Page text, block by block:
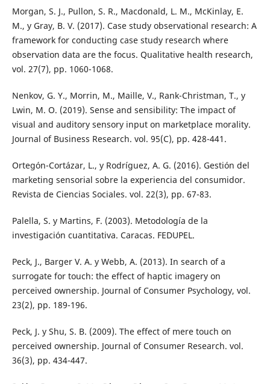
Morgan, S. J., Pullon, S. R., Macdonald, L. M., McKinlay, E.
M., y Gray, B. V. (2017). Case study observational research: A
framework for conducting case study research where
observation data are the focus. Qualitative health research,
vol. 27(7), pp. 1060-1068.
Nenkov, G. Y., Morrin, M., Maille, V., Rank-Christman, T., y
Lwin, M. O. (2019). Sense and sensibility: The impact of
visual and auditory sensory input on marketplace morality.
Journal of Business Research. vol. 95(C), pp. 428-441.
Ortegón-Cortázar, L., y Rodríguez, A. G. (2016). Gestión del
marketing sensorial sobre la experiencia del consumidor.
Revista de Ciencias Sociales. vol. 22(3), pp. 67-83.
Palella, S. y Martins, F. (2003). Metodología de la
investigación cuantitativa. Caracas. FEDUPEL.
Peck, J., Barger V. A. y Webb, A. (2013). In search of a
surrogate for touch: the effect of haptic imagery on
perceived ownership. Journal of Consumer Psychology, vol.
23(2), pp. 189-196.
Peck, J. y Shu, S. B. (2009). The effect of mere touch on
perceived ownership. Journal of Consumer Research. vol.
36(3), pp. 434-447.